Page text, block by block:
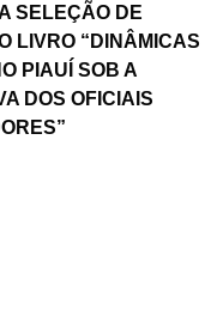
SELEÇÃO DE
LIVRO “DINÂMICAS
PIAUÍ SOB A
DOS OFICIAIS